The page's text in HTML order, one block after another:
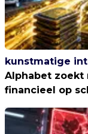
kunstmatige
Alphabet zoekt
financieel op